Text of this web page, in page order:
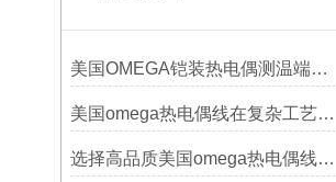
美国OMEGA铠装热电偶测温端的三种接合方式
美国omega热电偶线在复杂工艺中的角色
选择高品质美国omega热电偶线的要点？